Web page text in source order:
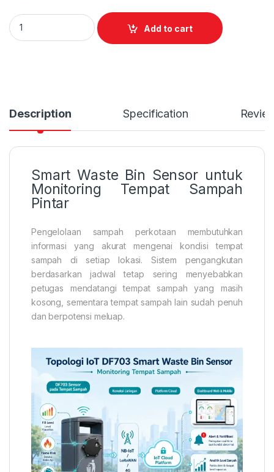
Smart Waste Bin Sensor DF703 quantity
Add to cart
Description Specification
Smart Waste Bin Sensor untuk
Monitoring Tempat Sampah
Pintar
Pengelolaan sampah perkotaan membutuhkan
informasi yang akurat mengenai kondisi tempat
sampah di setiap lokasi. Sistem pengangkutan
berdasarkan jadwal tetap sering menyebabkan
petugas mendatangi tempat sampah yang masih
kosong, sementara tempat sampah lain sudah penuh
dan berpotensi meluap.